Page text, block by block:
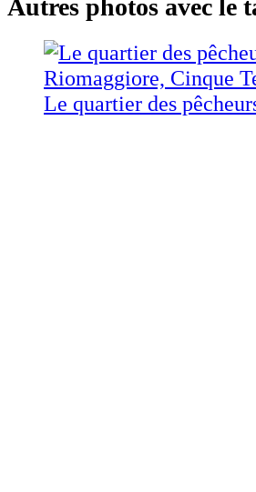
Autres photos avec le
Le quartier des